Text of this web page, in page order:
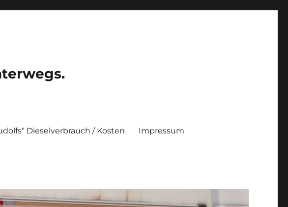
Dieselverbrauch / Kosten Impressum